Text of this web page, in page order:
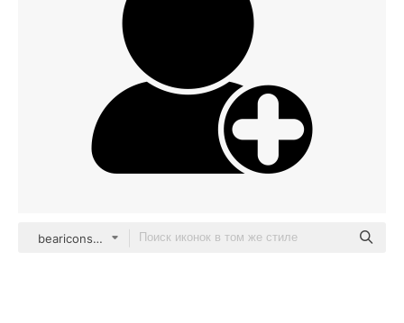
bearicons Glyph